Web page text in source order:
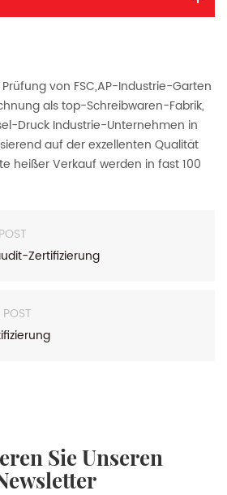
von FSC,AP-Industrie-Garten
als top-Schreibwaren-Fabrik,
Druck Industrie-Unternehmen in
auf der exzellenten Qualität
heißer Verkauf werden in fast 100
Zertifizierung